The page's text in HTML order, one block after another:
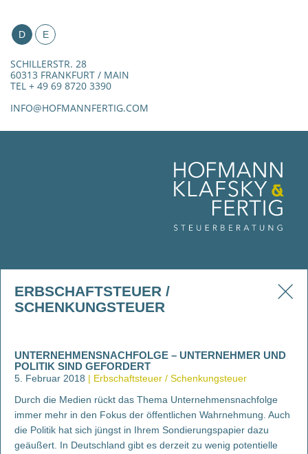
D E
SCHILLERSTR. 28
60313 FRANKFURT / MAIN
TEL + 49 69 8720 3390
INFO@HOFMANNFERTIG.COM
ERBSCHAFTSTEUER /
SCHENKUNGSTEUER
UNTERNEHMENSNACHFOLGE – UNTERNEHMER UND
POLITIK SIND GEFORDERT
5. Februar 2018
Erbschaftsteuer / Schenkungsteuer
Durch die Medien rückt das Thema Unternehmensnachfolge
immer mehr in den Fokus der öffentlichen Wahrnehmung. Auch
die Politik hat sich jüngst in Ihrem Sondierungspapier dazu
geäußert. In Deutschland gibt es derzeit zu wenig potentielle